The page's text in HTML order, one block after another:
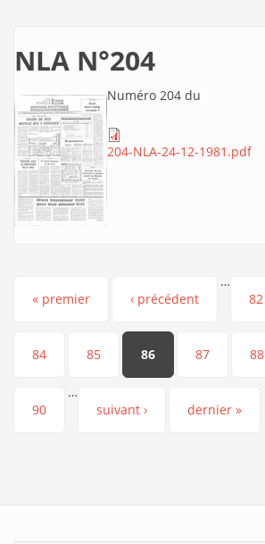
NLA N°204
Numéro 204 du
204-NLA-24-12-1981.pdf
Pages
« premier ‹ précédent
…
82
84 85 86 87 88
90
…
suivant ›
dernier »